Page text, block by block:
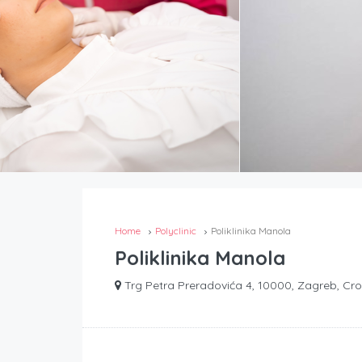
Home Polyclinic Poliklinika Manola
Poliklinika Manola
Trg Petra Preradovića 4, 10000, Zagreb,